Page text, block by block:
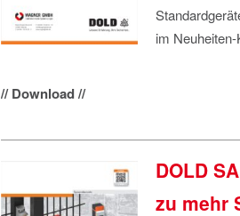
im Neuheiten-
// Download //
DOLD
zu mehr